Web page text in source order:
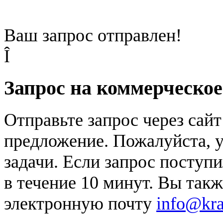
Ваш запрос отправлен!
Î
Запрос на
Отправьте запрос через
предложение. Пожалуйста,
задачи. Если запрос
в течение 10 минут. Вы
электронную почту